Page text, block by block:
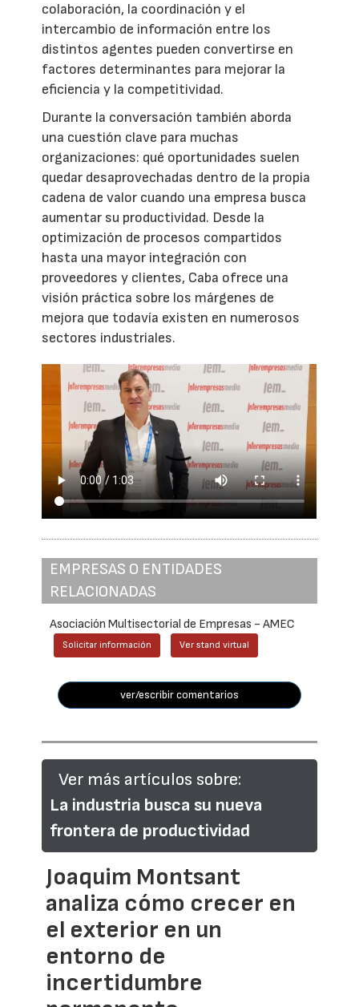
colaboración, la coordinación y el
intercambio de información entre los
distintos agentes pueden convertirse en
factores determinantes para mejorar la
eficiencia y la competitividad.
Durante la conversación también aborda
una cuestión clave para muchas
organizaciones: qué oportunidades suelen
quedar desaprovechadas dentro de la propia
cadena de valor cuando una empresa busca
aumentar su productividad. Desde la
optimización de procesos compartidos
hasta una mayor integración con
proveedores y clientes, Caba ofrece una
visión práctica sobre los márgenes de
mejora que todavía existen en numerosos
sectores industriales.
EMPRESAS O ENTIDADES
RELACIONADAS
Asociación Multisectorial de Empresas - AMEC
Solicitar información Ver stand virtual
ver/escribir comentarios
Ver más artículos sobre:
La industria busca su nueva
frontera de productividad
Joaquim Montsant
analiza cómo crecer en
el exterior en un
entorno de
incertidumbre